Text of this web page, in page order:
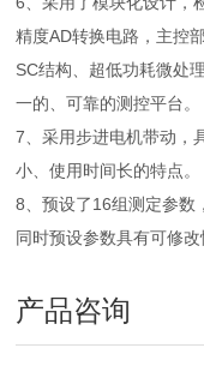
精度AD转换电路，主控
SC结构、超低功耗微处
一的、可靠的测控平台。
7、采用步进电机带动，
小、使用时间长的特点。
8、预设了16组测定参数
同时预设参数具有可修
产品咨询